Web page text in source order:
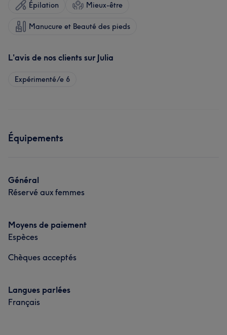
Épilation Mieux-être
Manucure et Beauté des pieds
L'avis de nos clients sur Julia
Expérimenté/e 6
Équipements
Général
Réservé aux femmes
Moyens de paiement
Espèces
Chèques acceptés
Langues parlées
Français